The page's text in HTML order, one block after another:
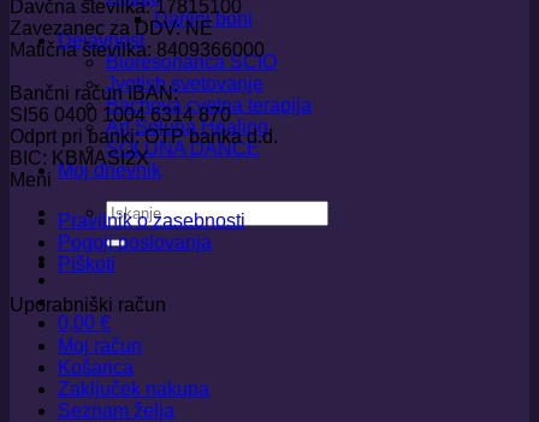
Darilni boni
Dejavnost
Bioresonanca SCIO
Jyotish svetovanje
Bachova cvetna terapija
Art Soluna Healing
SOLUNA DANCE
Moj dnevnik
Išči:
0,00 €
Davčna številka: 17815100
Zavezanec za DDV: NE
Matična številka: 8409366000
Bančni račun IBAN:
SI56 0400 1004 6314 870
Odprt pri banki: OTP banka d.d.
BIC: KBMASI2X
Meni
Pravilnik o zasebnosti
Pogoji poslovanja
Piškoti
Uporabniški račun
Moj račun
Košarica
Zaključek nakupa
Seznam želja